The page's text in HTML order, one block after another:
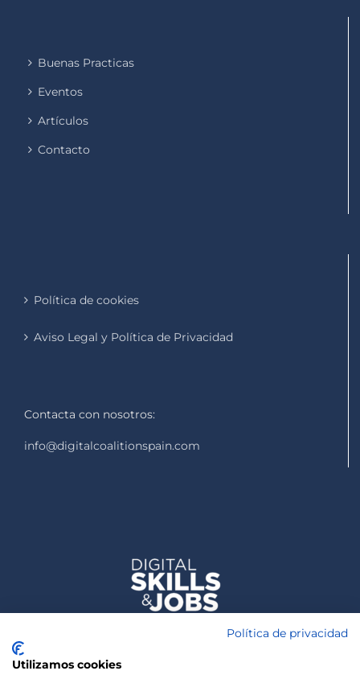
Buenas Practicas
Eventos
Artículos
Contacto
Política de cookies
Aviso Legal y Política de Privacidad
Contacta con nosotros:
info@digitalcoalitionspain.com
Política de privacidad
Utilizamos cookies